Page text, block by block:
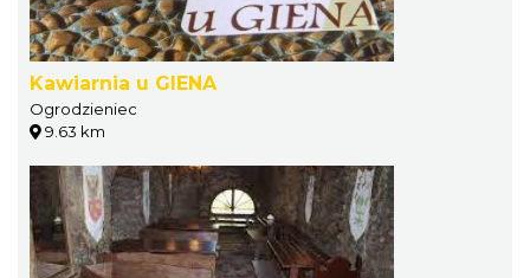
Kawiarnia u GIENA
Ogrodzieniec
9.63 km